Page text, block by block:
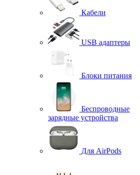
Кабели
USB адаптеры
Блоки питания
Беспроводные
зарядные устройства
Для AirPods